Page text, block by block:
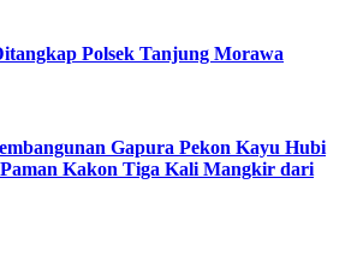
Polsek Tanjung Morawa
Gapura Pekon Kayu Hubi
Paman Kakon Tiga Kali Mangkir dari